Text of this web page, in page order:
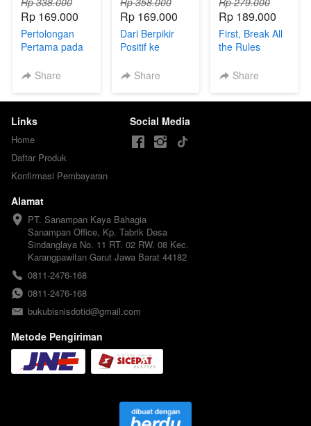
Rp 169.000
Pertolongan
Pertama pada
Share
Rp 169.000
Dari Berpikir
Positif ke
Share
Rp 189.000
First, Break All
the Rules
Share
Links
Home
Daftar Produk
Konfirmasi Pembayaran
Social Media
Alamat
PT. Sanampan Kaya Bahagia
Sanampan Office, Kp. Tabrik Desa
Sindanglaya No. 11 RT. 02 RW. 08 Kec.
Karangpawitan Garut Jawa Barat 44182
0811-2476-168
0811-2476-168
bukubisnisdotid@gmail.com
Metode Pengiriman